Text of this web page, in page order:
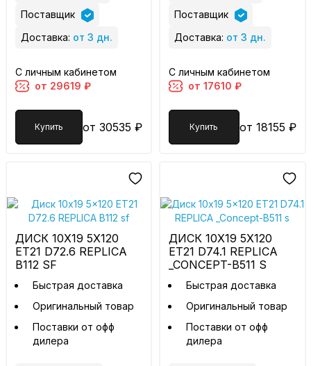
Поставщик
Доставка: от 3 дн.
С личным кабинетом
от 29619 ₽
Купить от 30535 ₽
Поставщик
Доставка: от 3 дн.
С личным кабинетом
от 17610 ₽
Купить от 18155 ₽
ДИСК 10X19 5X120
ET21 D72.6 REPLICA
B112 SF
Быстрая доставка
Оригинальный товар
Поставки от офф
дилера
ДИСК 10X19 5X120
ET21 D74.1 REPLICA
_CONCEPT-B511 S
Быстрая доставка
Оригинальный товар
Поставки от офф
дилера